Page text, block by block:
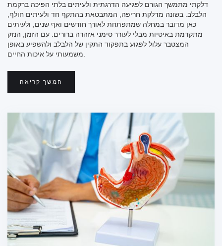
דלקתי מתמשך הגורם לפגיעה הדרגתית ולעיתים בלתי הפיכה ברקמת
הלבלב. בשונה מדלקת חריפה, המתבטאת בהתקף חד ולעיתים חולף,
כאן מדובר במחלה שמתפתחת לאורך חודשים ואף שנים, ולעיתים
מתקדמת באיטיות מבלי לעורר סימני אזהרה ברורים. עם הזמן, הנזק
המצטבר עלול לפגוע בתפקוד התקין של הלבלב ולהשפיע באופן
משמעותי על איכות החיים.
המשך קריאה